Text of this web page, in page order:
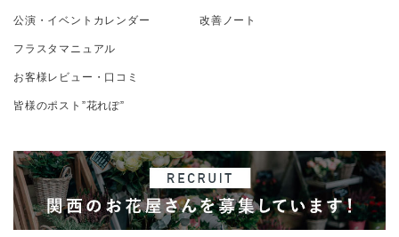
公演・イベントカレンダー
フラスタマニュアル
お客様レビュー・口コミ
皆様のポスト”花れぽ”
改善ノート